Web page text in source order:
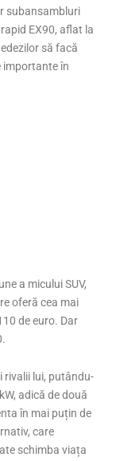
subansambluri
EX90, aflat la
să facă
importante în
a micului SUV,
oferă cea mai
de euro. Dar
rivalii lui, putându-
adică de două
în mai puțin de
care
schimba viața